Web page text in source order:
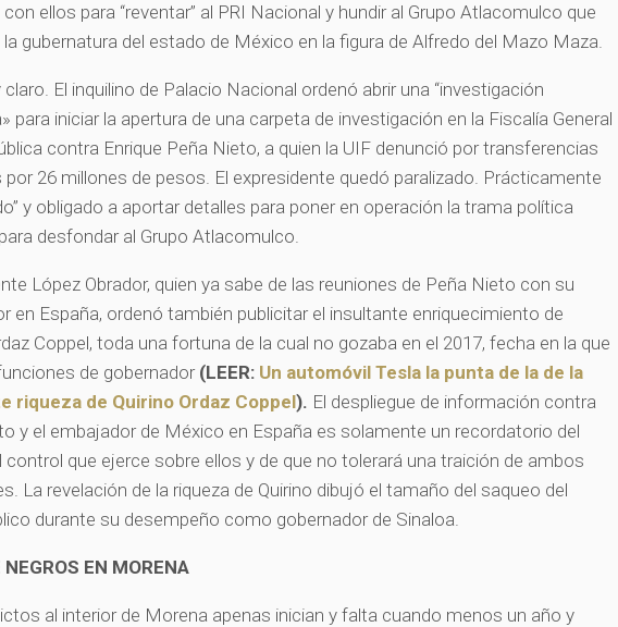
ellos para “reventar” al PRI Nacional y hundir al Grupo Atlacomulco que
gubernatura del estado de México en la figura de Alfredo del Mazo Maza.
El inquilino de Palacio Nacional ordenó abrir una “investigación
para iniciar la apertura de una carpeta de investigación en la Fiscalía General
contra Enrique Peña Nieto, a quien la UIF denunció por transferencias
por 26 millones de pesos. El expresidente quedó paralizado. Prácticamente
y obligado a aportar detalles para poner en operación la trama política
desfondar al Grupo Atlacomulco.
López Obrador, quien ya sabe de las reuniones de Peña Nieto con su
en España, ordenó también publicitar el insultante enriquecimiento de
Coppel, toda una fortuna de la cual no gozaba en el 2017, fecha en la que
de gobernador(LEER: Un automóvil Tesla la punta de la de la
riqueza de Quirino Ordaz Coppel). El despliegue de información contra
y el embajador de México en España es solamente un recordatorio del
control que ejerce sobre ellos y de que no tolerará una traición de ambos
La revelación de la riqueza de Quirino dibujó el tamaño del saqueo del
durante su desempeño como gobernador de Sinaloa.
NEGROS EN MORENA
al interior de Morena apenas inician y falta cuando menos un año y